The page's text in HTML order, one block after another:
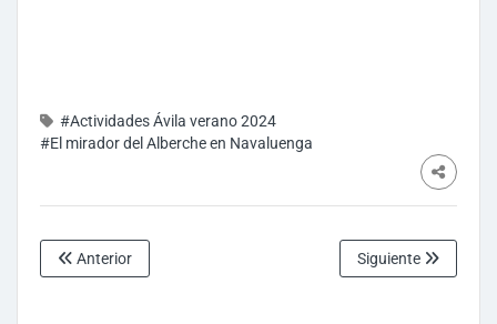
#Actividades Ávila verano 2024
#El mirador del Alberche en Navaluenga
Anterior Siguiente